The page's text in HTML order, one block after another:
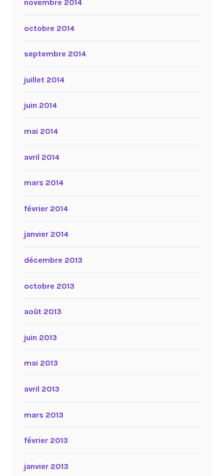
novembre 2014
octobre 2014
septembre 2014
juillet 2014
juin 2014
mai 2014
avril 2014
mars 2014
février 2014
janvier 2014
décembre 2013
octobre 2013
août 2013
juin 2013
mai 2013
avril 2013
mars 2013
février 2013
janvier 2013